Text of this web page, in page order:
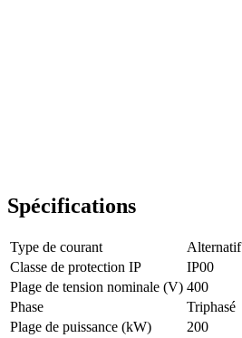
Spécifications
Type de courant
Alternatif
Classe de protection IP
IP00
Plage de tension nominale (V) 400
Phase
Triphasé
Plage de puissance (kW)
200